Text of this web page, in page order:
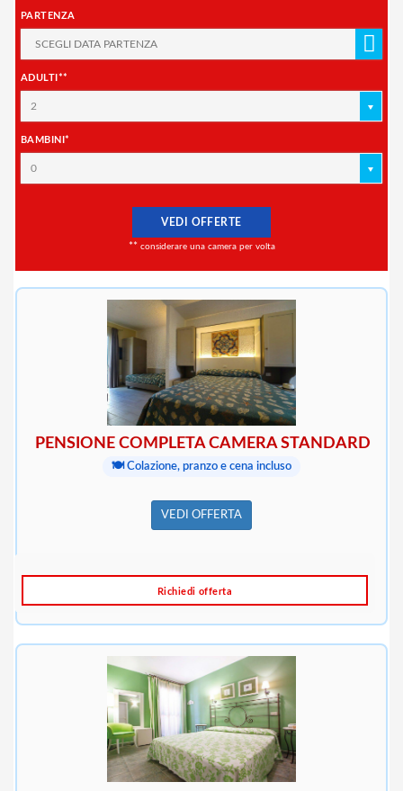
PARTENZA
ADULTI**
2
BAMBINI*
0
VEDI OFFERTE
** considerare una camera per volta
PENSIONE COMPLETA CAMERA STANDARD
🍽️ Colazione, pranzo e cena incluso
VEDI OFFERTA
Richiedi offerta